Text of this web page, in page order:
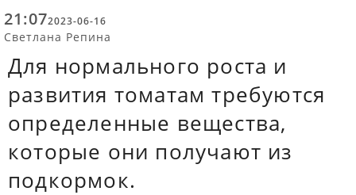
21:072023-06-16
Светлана Репина
Для нормального роста и
развития томатам требуются
определенные вещества,
которые они получают из
подкормок.